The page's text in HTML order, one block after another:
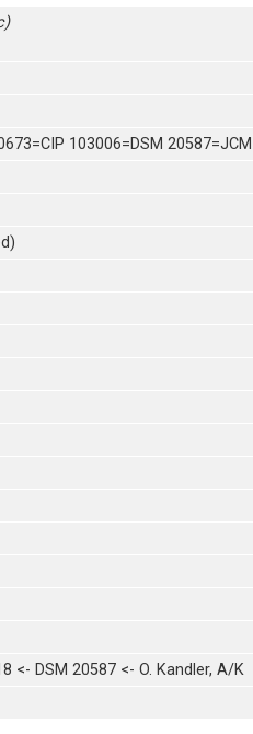
103006=DSM
<- DSM 20587 <- O. Kandler, A/K